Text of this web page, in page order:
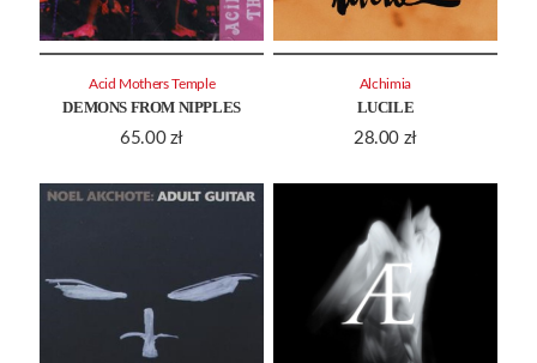
DEMONS FROM NIPPLES
65.00 zł
Acid Mothers Temple
LUCILE
28.00 zł
Alchimia